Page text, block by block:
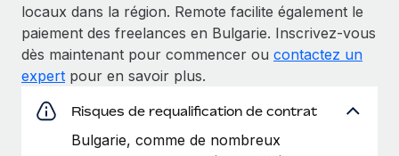
locaux dans la région. Remote facilite également le
paiement des freelances en Bulgarie. Inscrivez-vous
dès maintenant pour commencer ou contactez un
expert pour en savoir plus.
Risques de requalification de contrat
Bulgarie, comme de nombreux